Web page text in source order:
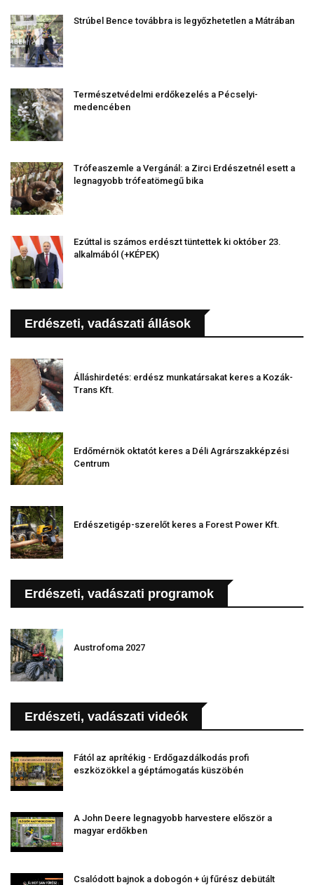
Strúbel Bence továbbra is legyőzhetetlen a Mátrában
Természetvédelmi erdőkezelés a Pécselyi-
medencében
Trófeaszemle a Vergánál: a Zirci Erdészetnél esett a
legnagyobb trófeatömegű bika
Ezúttal is számos erdészt tüntettek ki október 23.
alkalmából (+KÉPEK)
Erdészeti, vadászati állások
Álláshirdetés: erdész munkatársakat keres a Kozák-
Trans Kft.
Erdőmérnök oktatót keres a Déli Agrárszakképzési
Centrum
Erdészetigép-szerelőt keres a Forest Power Kft.
Erdészeti, vadászati programok
Austrofoma 2027
Erdészeti, vadászati videók
Fától az aprítékig - Erdőgazdálkodás profi
eszközökkel a géptámogatás küszöbén
A John Deere legnagyobb harvestere először a
magyar erdőkben
Csalódott bajnok a dobogón + új fűrész debütált